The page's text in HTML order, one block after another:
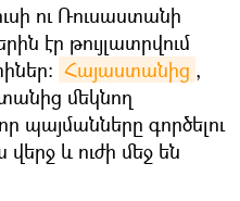
ու Ռուսաստանի
էր թույլատրվում
Հայաստանից ,
մեկնող
պայմանները գործելու
և ուժի մեջ են